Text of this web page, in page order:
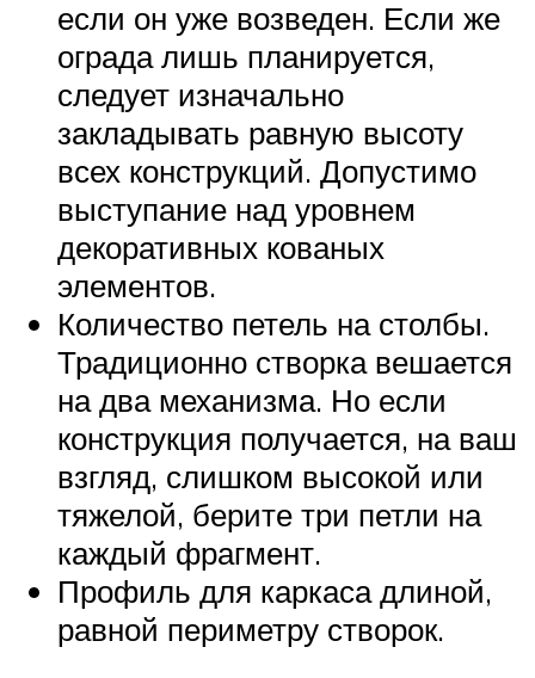
если он уже возведен. Если же
ограда лишь планируется,
следует изначально
закладывать равную высоту
всех конструкций. Допустимо
выступание над уровнем
декоративных кованых
элементов.
Количество петель на столбы.
Традиционно створка вешается
на два механизма. Но если
конструкция получается, на ваш
взгляд, слишком высокой или
тяжелой, берите три петли на
каждый фрагмент.
Профиль для каркаса длиной,
равной периметру створок.